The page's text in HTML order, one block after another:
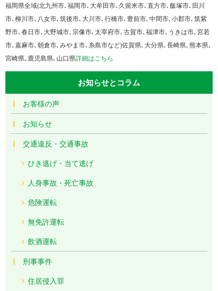
福岡県全域(北九州市､福岡市､大牟田市､久留米市､直方市､飯塚市､田川
市､柳川市､八女市､筑後市､大川市､行橋市､豊前市､中間市､小郡市､筑紫
野市､春日市､大野城市､宗像市､太宰府市､古賀市､福津市､うきは市､宮若
市､嘉麻市､朝倉市､みやま市､糸島市など)佐賀県､大分県､長崎県､熊本県､
宮崎県､鹿児島県､山口県詳細はこちら
お知らせとコラム
お客様の声
お知らせ
交通違反・交通事故
ひき逃げ・当て逃げ
人身事故・死亡事故
危険運転
無免許運転
飲酒運転
刑事事件
住居侵入罪